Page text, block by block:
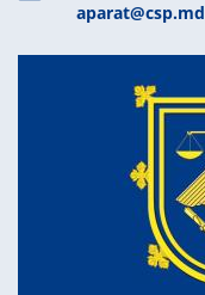
aparat@csp.md